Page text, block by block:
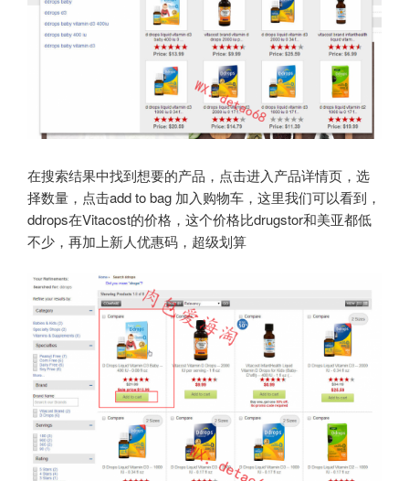
在搜索结果中找到想要的产品，点击进入产品详情页，选
择数量，点击add to bag 加入购物车，这里我们可以看到，
ddrops在Vitacost的价格，这个价格比drugstor和美亚都低
不少，再加上新人优惠码，超级划算